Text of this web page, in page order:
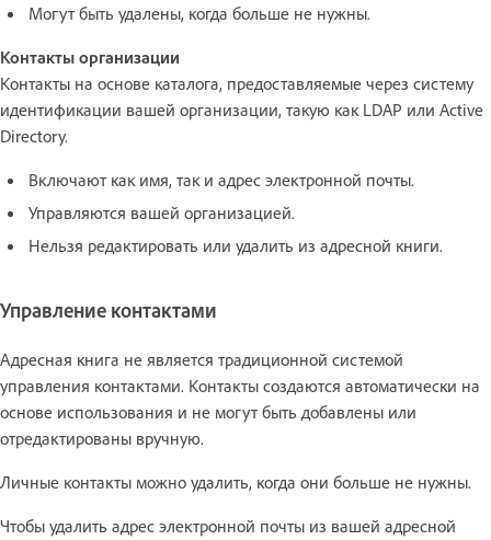
Могут быть удалены, когда больше не нужны.
Контакты организации
Контакты на основе каталога, предоставляемые через систему
идентификации вашей организации, такую как LDAP или Active
Directory.
Включают как имя, так и адрес электронной почты.
Управляются вашей организацией.
Нельзя редактировать или удалить из адресной книги.
Управление контактами
Адресная книга не является традиционной системой
управления контактами. Контакты создаются автоматически на
основе использования и не могут быть добавлены или
отредактированы вручную.
Личные контакты можно удалить, когда они больше не нужны.
Чтобы удалить адрес электронной почты из вашей адресной